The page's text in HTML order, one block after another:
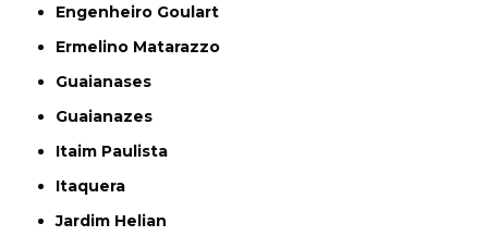
Engenheiro Goulart
Ermelino Matarazzo
Guaianases
Guaianazes
Itaim Paulista
Itaquera
Jardim Helian